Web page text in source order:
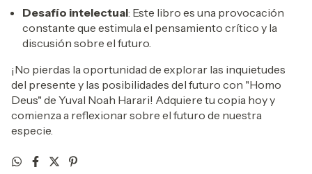
Desafío intelectual: Este libro es una provocación
constante que estimula el pensamiento crítico y la
discusión sobre el futuro.
¡No pierdas la oportunidad de explorar las inquietudes
del presente y las posibilidades del futuro con "Homo
Deus" de Yuval Noah Harari! Adquiere tu copia hoy y
comienza a reflexionar sobre el futuro de nuestra
especie.